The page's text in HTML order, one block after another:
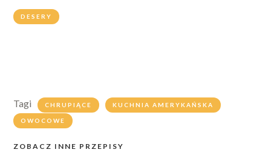
DESERY
Tagi CHRUPIĄCE KUCHNIA AMERYKAŃSKA
OWOCOWE
ZOBACZ INNE PRZEPISY